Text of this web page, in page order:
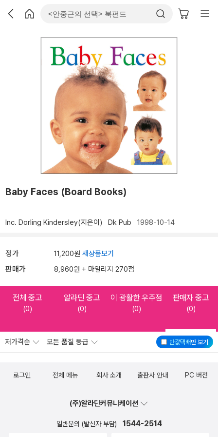
Baby Faces (Board Books)
Inc. Dorling Kindersley(지은이) Dk Pub 1998-10-14
정가 11,200원 새상품보기
판매가 8,960원 + 마일리지 270점
전체 중고
(0)
알라딘 중고
(0)
이 광활한 우주점
(0)
판매자 중고
(0)
반값택배만 보기
저가격순 모든 품질 등급
로그인 전체 메뉴 회사 소개 출판사 안내 PC 버전
(주)알라딘커뮤니케이션
일반문의 (발신자 부담) 1544-2514